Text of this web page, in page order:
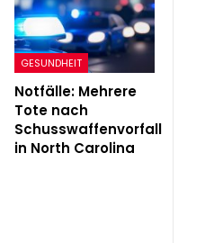
GESUNDHEIT
Notfälle: Mehrere
Tote nach
Schusswaffenvorfall
in North Carolina